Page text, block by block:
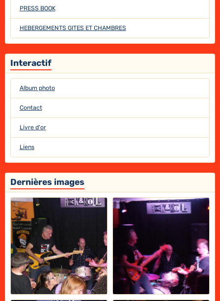
PRESS BOOK
HEBERGEMENTS GITES ET CHAMBRES
Interactif
Album photo
Contact
Livre d'or
Liens
Dernières images